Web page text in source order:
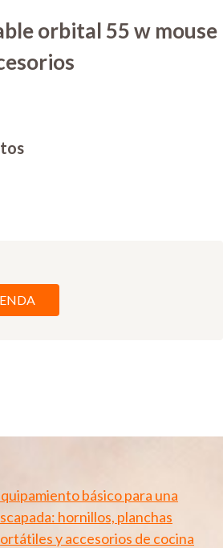
orbital 55 w mouse
básico para una
hornillos, planchas
y accesorios de cocina